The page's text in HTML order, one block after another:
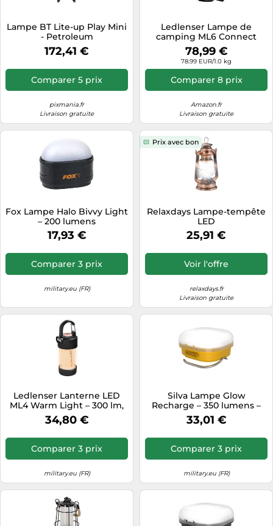
Lampe BT Lite-up Play Mini
- Petroleum
172,41 €
Comparer 5 prix
pixmania.fr
Livraison gratuite
Ledlenser Lampe de
camping ML6 Connect
Lumière chaude 750 lm
Rechargeable Blanc/Noir
78,99 €
78.99 EUR/1.0 kg
Comparer 8 prix
Amazon.fr
Livraison gratuite
Fox Lampe Halo Bivvy Light
– 200 lumens
17,93 €
Comparer 3 prix
military.eu (FR)
Prix avec bon
Relaxdays Lampe-tempête
LED
25,91 €
Voir l'offre
relaxdays.fr
Livraison gratuite
Ledlenser Lanterne LED
ML4 Warm Light – 300 lm,
rechargeable (batterie
14500), jusqu'à 40 h, rouge
34,80 €
Comparer 3 prix
military.eu (FR)
Silva Lampe Glow
Recharge – 350 lumens –
Jaune
33,01 €
Comparer 3 prix
military.eu (FR)